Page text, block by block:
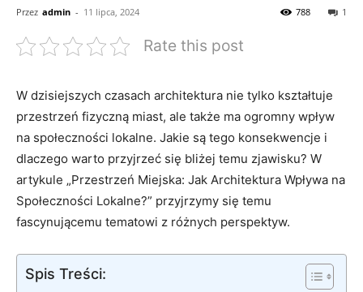
Przez admin - 11 lipca, 2024 1
788
Rate this post
W ​dzisiejszych czasach architektura nie ⁢tylko kształtuje
⁤przestrzeń⁤ fizyczną miast, ale także ma ogromny wpływ
na społeczności lokalne. Jakie są tego konsekwencje⁣ i
dlaczego warto⁣ przyjrzeć się bliżej temu⁣ zjawisku? ‌W
artykule „Przestrzeń Miejska: ​Jak Architektura​ Wpływa na
Społeczności ⁢Lokalne?”⁣ przyjrzymy się temu
fascynującemu tematowi z różnych perspektyw.
Spis Treści: